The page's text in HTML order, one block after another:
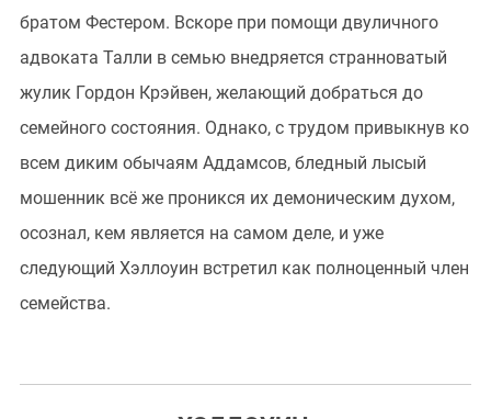
братом Фестером. Вскоре при помощи двуличного
адвоката Талли в семью внедряется странноватый
жулик Гордон Крэйвен, желающий добраться до
семейного состояния. Однако, с трудом привыкнув ко
всем диким обычаям Аддамсов, бледный лысый
мошенник всё же проникся их демоническим духом,
осознал, кем является на самом деле, и уже
следующий Хэллоуин встретил как полноценный член
семейства.